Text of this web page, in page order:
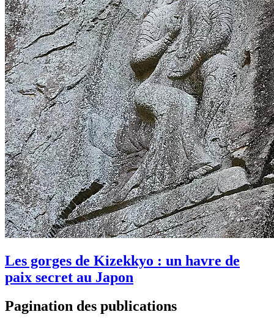
Les gorges de Kizekkyo : un havre de
paix secret au Japon
Pagination des publications